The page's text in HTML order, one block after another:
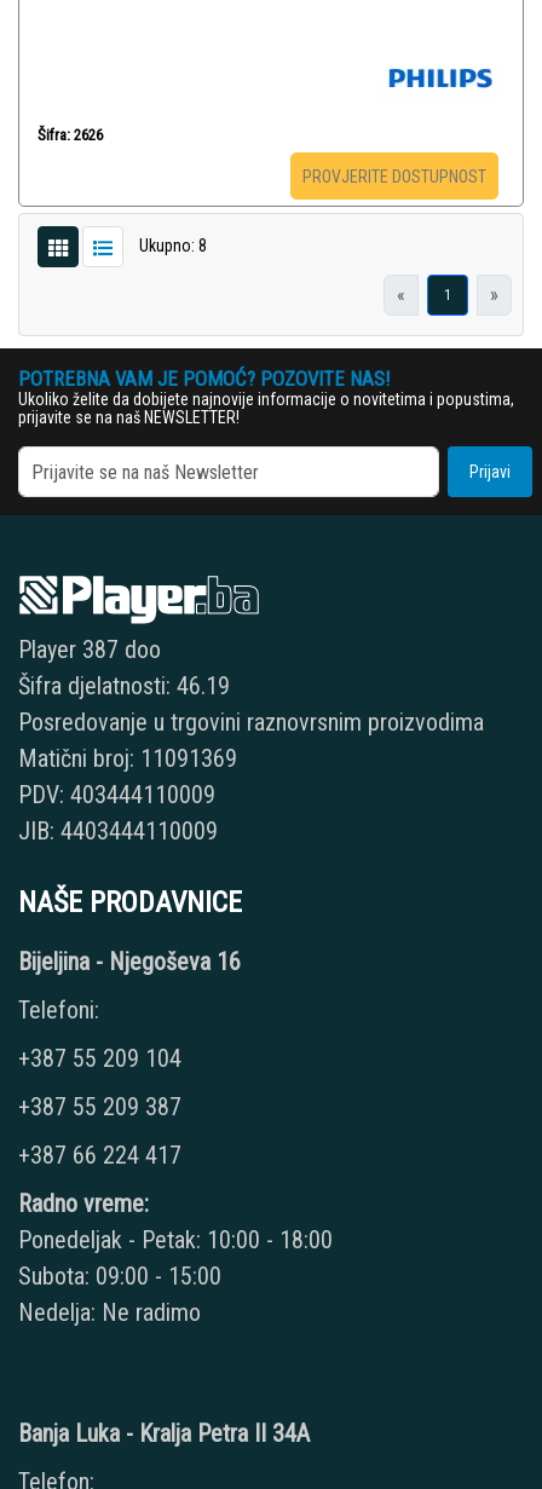
Šifra: 2626
PROVJERITE DOSTUPNOST
Ukupno: 8
« 1 »
POTREBNA VAM JE POMOĆ? POZOVITE NAS!
Ukoliko želite da dobijete najnovije informacije o novitetima i popustima,
prijavite se na naš NEWSLETTER!
Prijavi
Player 387 doo
Šifra djelatnosti: 46.19
Posredovanje u trgovini raznovrsnim proizvodima
Matični broj: 11091369
PDV: 403444110009
JIB: 4403444110009
NAŠE PRODAVNICE
Bijeljina - Njegoševa 16
Telefoni:
+387 55 209 104
+387 55 209 387
+387 66 224 417
Radno vreme:
Ponedeljak - Petak: 10:00 - 18:00
Subota: 09:00 - 15:00
Nedelja: Ne radimo
Banja Luka - Kralja Petra II 34A
Telefon: